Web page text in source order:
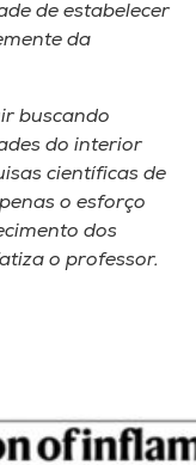
de estabelecer
da
buscando
do interior
científicas de
o esforço
dos
o professor.